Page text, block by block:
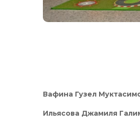
Вафина Гузел
Ильясова Джамиля